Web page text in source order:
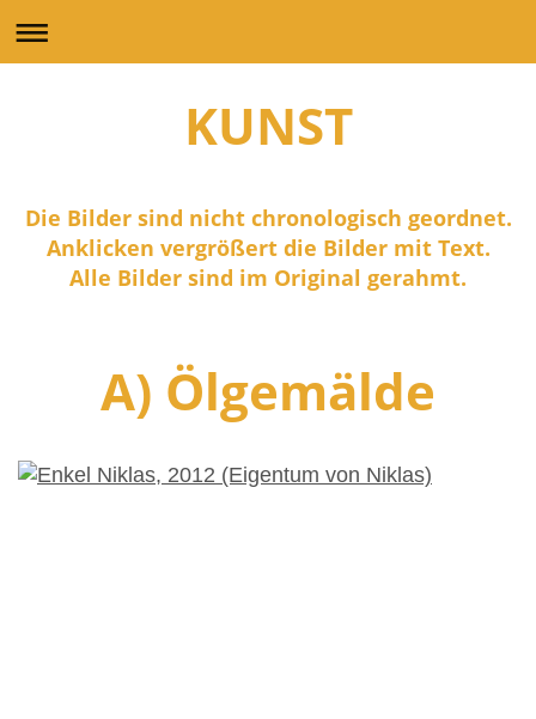
KUNST
Die Bilder sind nicht chronologisch geordnet.
Anklicken vergrößert die Bilder mit Text.
Alle Bilder sind im Original gerahmt.
A) Ölgemälde